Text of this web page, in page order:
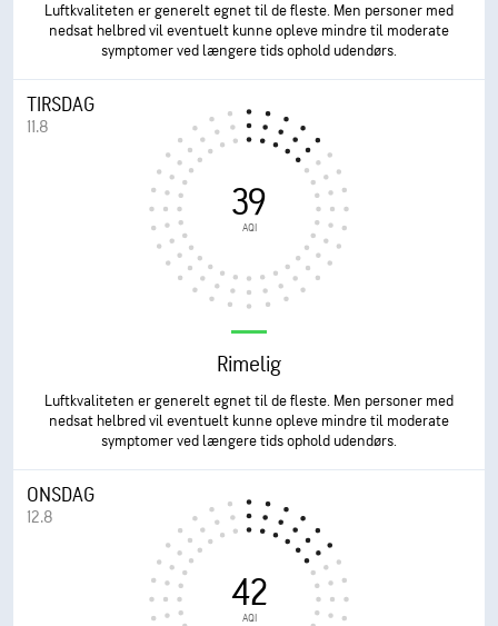
Luftkvaliteten er generelt egnet til de fleste. Men personer med
nedsat helbred vil eventuelt kunne opleve mindre til moderate
symptomer ved længere tids ophold udendørs.
TIRSDAG
11.8
39
AQI
Rimelig
Luftkvaliteten er generelt egnet til de fleste. Men personer med
nedsat helbred vil eventuelt kunne opleve mindre til moderate
symptomer ved længere tids ophold udendørs.
ONSDAG
12.8
42
AQI